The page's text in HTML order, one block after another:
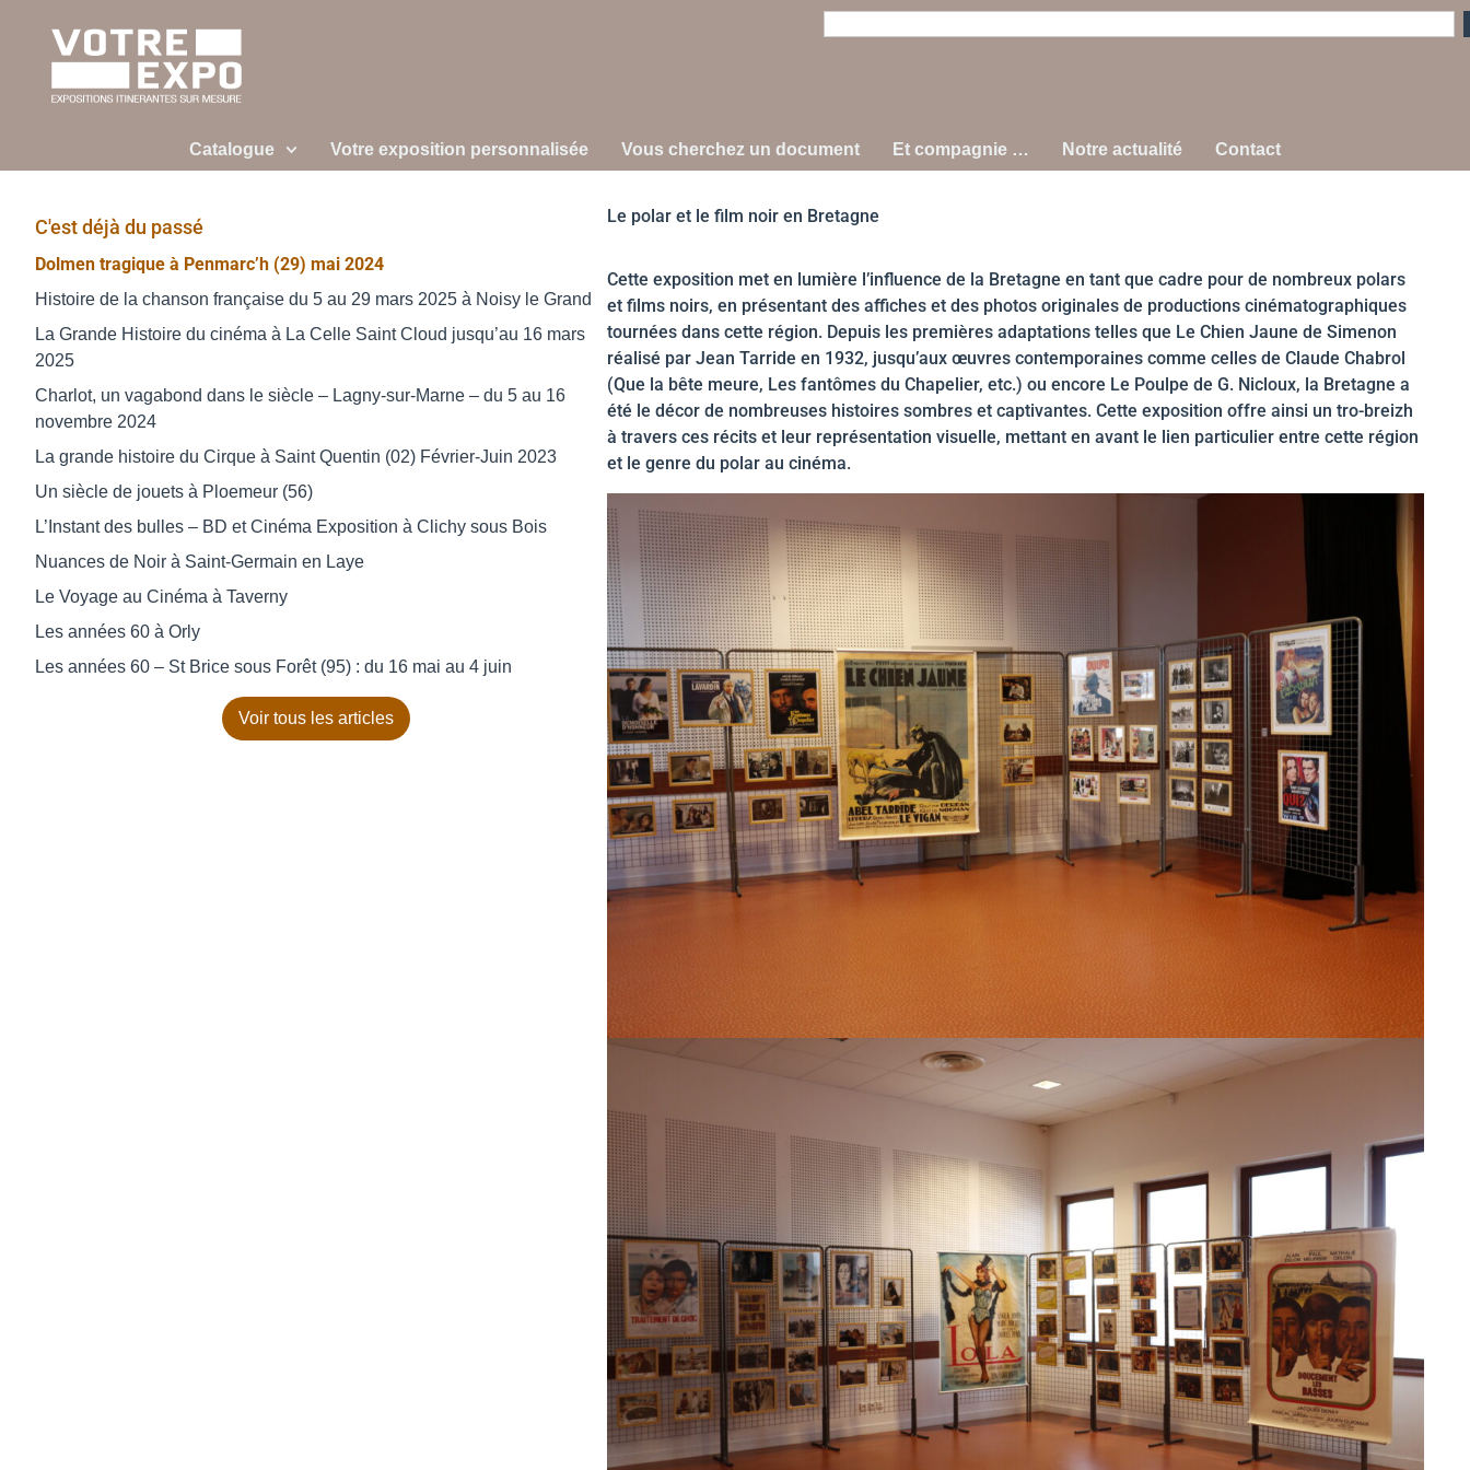
Catalogue Votre exposition personnalisée Vous cherchez un document Et compagnie … Notre actualité Contact
C'est déjà du passé
Dolmen tragique à Penmarc’h (29) mai 2024
Histoire de la chanson française du 5 au 29 mars 2025 à Noisy le Grand
La Grande Histoire du cinéma à La Celle Saint Cloud jusqu’au 16 mars
2025
Charlot, un vagabond dans le siècle – Lagny-sur-Marne – du 5 au 16
novembre 2024
La grande histoire du Cirque à Saint Quentin (02) Février-Juin 2023
Un siècle de jouets à Ploemeur (56)
L’Instant des bulles – BD et Cinéma Exposition à Clichy sous Bois
Nuances de Noir à Saint-Germain en Laye
Le Voyage au Cinéma à Taverny
Les années 60 à Orly
Les années 60 – St Brice sous Forêt (95) : du 16 mai au 4 juin
Voir tous les articles
Le polar et le film noir en Bretagne
Cette exposition met en lumière l’influence de la Bretagne en tant que cadre pour de nombreux polars
et films noirs, en présentant des affiches et des photos originales de productions cinématographiques
tournées dans cette région. Depuis les premières adaptations telles que Le Chien Jaune de Simenon
réalisé par Jean Tarride en 1932, jusqu’aux œuvres contemporaines comme celles de Claude Chabrol
(Que la bête meure, Les fantômes du Chapelier, etc.) ou encore Le Poulpe de G. Nicloux, la Bretagne a
été le décor de nombreuses histoires sombres et captivantes. Cette exposition offre ainsi un tro-breizh
à travers ces récits et leur représentation visuelle, mettant en avant le lien particulier entre cette région
et le genre du polar au cinéma.